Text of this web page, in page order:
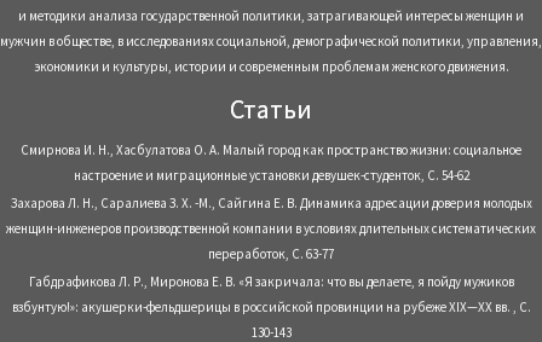
и методики анализа государственной политики, затрагивающей интересы женщин и
мужчин в обществе, в исследованиях социальной, демографической политики, управления,
экономики и культуры, истории и современным проблемам женского движения.
Статьи
Смирнова И. Н., Хасбулатова О. А. Малый город как пространство жизни: социальное
настроение и миграционные установки девушек-студенток, С. 54-62
Захарова Л. Н., Саралиева З. Х. -М., Сайгина Е. В. Динамика адресации доверия молодых
женщин-инженеров производственной компании в условиях длительных систематических
переработок, С. 63-77
Габдрафикова Л. Р., Миронова Е. В. «Я закричала: что вы делаете, я пойду мужиков
взбунтую!»: акушерки-фельдшерицы в российской провинции на рубеже XIX—XX вв. , С.
130-143